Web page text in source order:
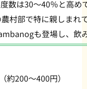
数は30〜40％と高
村部で特に親しまれ
も登場し、飲
200〜400円）